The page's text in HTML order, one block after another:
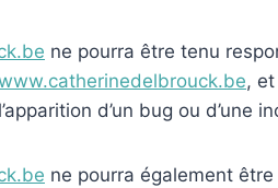
ne pourra être tenu
,
d’un bug ou d’une
ne pourra également